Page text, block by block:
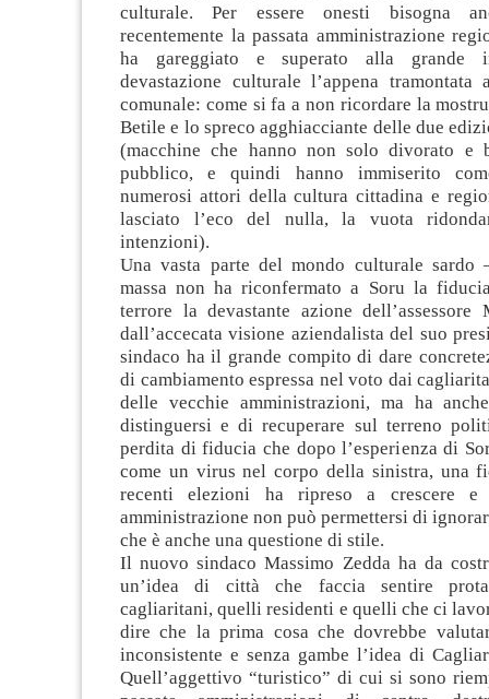
culturale. Per essere onesti bisogna
recentemente la passata amministrazione
ha gareggiato e superato alla grande
devastazione culturale l’appena tramontata
comunale: come si fa a non ricordare la
Betile e lo spreco agghiacciante delle due
(macchine che hanno non solo divorato e
pubblico, e quindi hanno immiserito
numerosi attori della cultura cittadina e
lasciato l’eco del nulla, la vuota
intenzioni).
Una vasta parte del mondo culturale sardo
massa non ha riconfermato a Soru la
terrore la devastante azione dell’assessore
dall’accecata visione aziendalista del suo
sindaco ha il grande compito di dare
di cambiamento espressa nel voto dai
delle vecchie amministrazioni, ma ha
distinguersi e di recuperare sul terreno
perdita di fiducia che dopo l’esperienza di
come un virus nel corpo della sinistra, una
recenti elezioni ha ripreso a crescere
amministrazione non può permettersi di
che è anche una questione di stile.
Il nuovo sindaco Massimo Zedda ha da
un’idea di città che faccia sentire
cagliaritani, quelli residenti e quelli che ci
dire che la prima cosa che dovrebbe
inconsistente e senza gambe l’idea di
Quell’aggettivo “turistico” di cui si sono